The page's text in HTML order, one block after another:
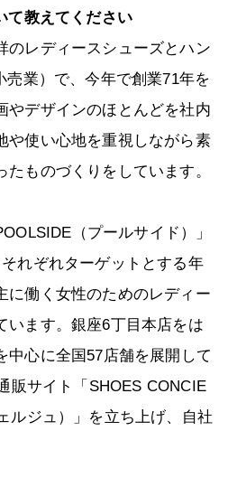
て教えてください
のレディースシューズとハン
売業）で、今年で創業71年を
やデザインのほとんどを社内
や使い心地を重視しながら素
ものづくりをしています。
（プールサイド）」
れぞれターゲットとする年
に働く女性のためのレディー
います。銀座6丁目本店をは
中心に全国57店舗を展開して
販サイト「SHOES CONCIE
ルジュ）」を立ち上げ、自社